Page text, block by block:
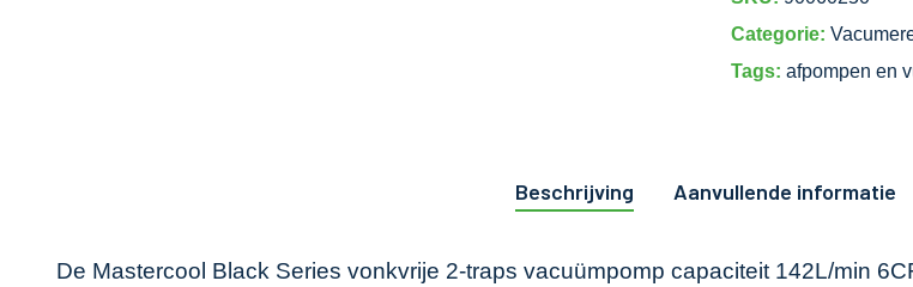
Categorie:
Tags: afpompen en
Beschrijving Aanvullende informatie
De Mastercool Black Series vonkvrije 2-traps vacuümpomp capaciteit 142L/min